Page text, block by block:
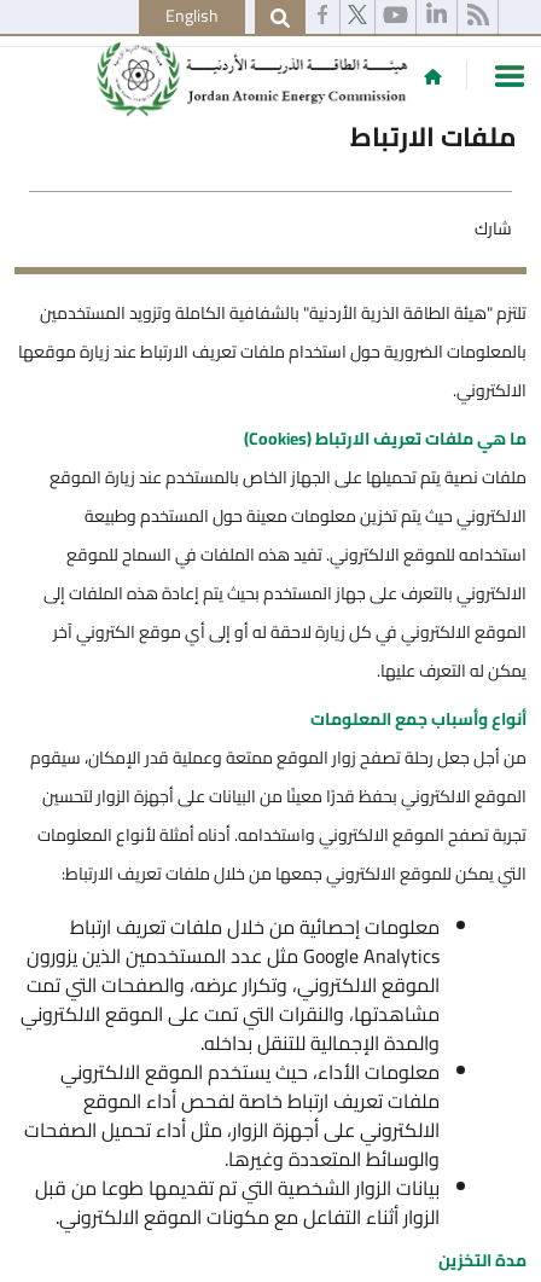
English
ملفات الارتباط
شارك
تلتزم "هيئة الطاقة الذرية الأردنية" بالشفافية الكاملة وتزويد المستخدمين
بالمعلومات الضرورية حول استخدام ملفات تعريف الارتباط عند زيارة موقعها
الالكتروني.
ما هي ملفات تعريف الارتباط (Cookies)
ملفات نصية يتم تحميلها على الجهاز الخاص بالمستخدم عند زيارة الموقع
الالكتروني حيث يتم تخزين معلومات معينة حول المستخدم وطبيعة
استخدامه للموقع الالكتروني. تفيد هذه الملفات في السماح للموقع
الالكتروني بالتعرف على جهاز المستخدم بحيث يتم إعادة هذه الملفات إلى
الموقع الالكتروني في كل زيارة لاحقة له أو إلى أي موقع الكتروني آخر
يمكن له التعرف عليها.
أنواع وأسباب جمع المعلومات
من أجل جعل رحلة تصفح زوار الموقع ممتعة وعملية قدر الإمكان، سيقوم
الموقع الالكتروني بحفظ قدرًا معينًا من البيانات على أجهزة الزوار لتحسين
تجربة تصفح الموقع الالكتروني واستخدامه. أدناه أمثلة لأنواع المعلومات
التي يمكن للموقع الالكتروني جمعها من خلال ملفات تعريف الارتباط:
معلومات إحصائية من خلال ملفات تعريف ارتباط
Google Analytics مثل عدد المستخدمين الذين يزورون
الموقع الالكتروني، وتكرار عرضه، والصفحات التي تمت
مشاهدتها، والنقرات التي تمت على الموقع الالكتروني
والمدة الإجمالية للتنقل بداخله.
معلومات الأداء، حيث يستخدم الموقع الالكتروني
ملفات تعريف ارتباط خاصة لفحص أداء الموقع
الالكتروني على أجهزة الزوار، مثل أداء تحميل الصفحات
والوسائط المتعددة وغيرها.
بيانات الزوار الشخصية التي تم تقديمها طوعا من قبل
الزوار أثناء التفاعل مع مكونات الموقع الالكتروني.
مدة التخزين